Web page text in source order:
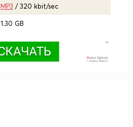
MP3 / 320 kbit/sec
1.30 GB